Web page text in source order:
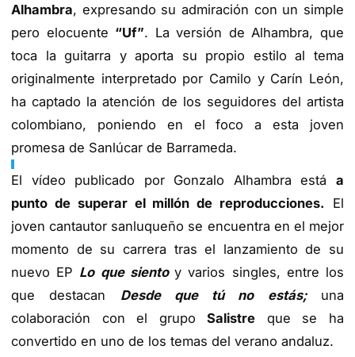
Alhambra, expresando su admiración con un simple
pero elocuente “Uf”. La versión de Alhambra, que
toca la guitarra y aporta su propio estilo al tema
originalmente interpretado por Camilo y Carín León,
ha captado la atención de los seguidores del artista
colombiano, poniendo en el foco a esta joven
promesa de Sanlúcar de Barrameda.
El vídeo publicado por Gonzalo Alhambra está a
punto de superar el millón de reproducciones.
El
joven cantautor sanluqueño se encuentra en el mejor
momento de su carrera tras el lanzamiento de su
nuevo EP Lo que sientoy varios singles, entre los
que destacan Desde que tú no estás; una
colaboración con el grupoSalistre que se ha
convertido en uno de los temas del verano andaluz.